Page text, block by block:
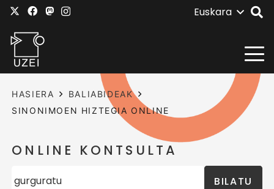
Euskara
HASIERA
BALIABIDEAK
SINONIMOEN HIZTEGIA ONLINE
ONLINE KONTSULTA
BILATU